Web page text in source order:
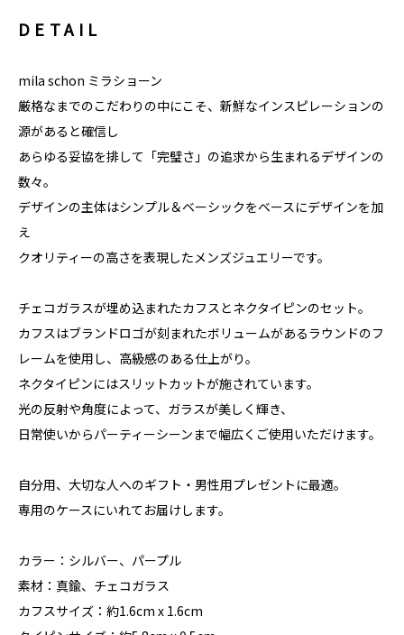
DETAIL
mila schon ミラショーン
厳格なまでのこだわりの中にこそ、新鮮なインスピレーションの
源があると確信し
あらゆる妥協を排して「完璧さ」の追求から生まれるデザインの
数々。
デザインの主体はシンプル＆ベーシックをベースにデザインを加
え
クオリティーの高さを表現したメンズジュエリーです。
チェコガラスが埋め込まれたカフスとネクタイピンのセット。
カフスはブランドロゴが刻まれたボリュームがあるラウンドのフ
レームを使用し、高級感のある仕上がり。
ネクタイピンにはスリットカットが施されています。
光の反射や角度によって、ガラスが美しく輝き、
日常使いからパーティーシーンまで幅広くご使用いただけます。
自分用、大切な人へのギフト・男性用プレゼントに最適。
専用のケースにいれてお届けします。
カラー：シルバー、パープル
素材：真鍮、チェコガラス
カフスサイズ：約1.6cm x 1.6cm